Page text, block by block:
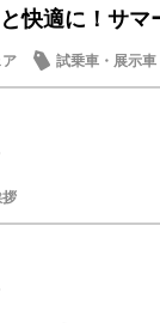
快適に！サマ
ア
試乗車・展示車
拶